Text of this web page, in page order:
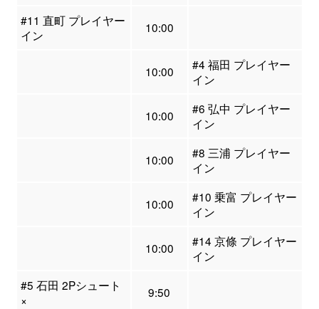
#11 直町 プレイヤー
イン
10:00
10:00
#4 福田 プレイヤー
イン
10:00
#6 弘中 プレイヤー
イン
10:00
#8 三浦 プレイヤー
イン
10:00
#10 乗富 プレイヤー
イン
10:00
#14 京條 プレイヤー
イン
#5 石田 2Pシュート
×
9:50